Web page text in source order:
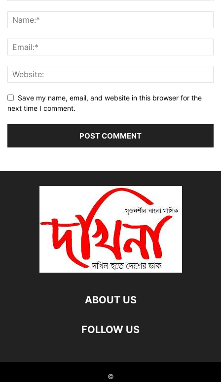
Save my name, email, and website in this browser for the
next time I comment.
ABOUT US
FOLLOW US
©